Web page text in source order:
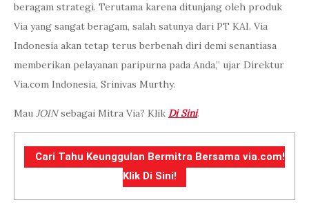
beragam strategi. Terutama karena ditunjang oleh produk
Via yang sangat beragam, salah satunya dari PT KAI. Via
Indonesia akan tetap terus berbenah diri demi senantiasa
memberikan pelayanan paripurna pada Anda,” ujar Direktur
Via.com Indonesia, Srinivas Murthy.
Mau JOINsebagai Mitra Via? Klik Di Sini.
Cari Tahu Keunggulan Bermitra Bersama via.com!
Klik Di Sini!